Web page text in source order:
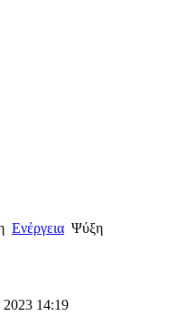
Ενέργεια Ψύξη
2023 14:19